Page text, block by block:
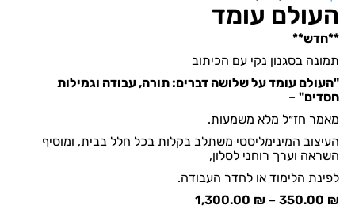
העולם עומד
**חדש**
תמונה בסגנון נקי עם הכיתוב
"העולם עומד על שלושה דברים: תורה, עבודה וגמילות
חסדים" –
מאמר חז״ל מלא משמעות.
העיצוב המינימליסטי משתלב בקלות בכל חלל בבית, ומוסיף
השראה וערך רוחני לסלון,
לפינת הלימוד או לחדר העבודה.
350.00 ₪
–
1,300.00 ₪